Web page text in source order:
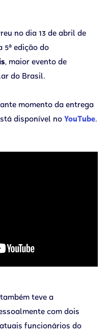
no dia 13 de abril de
5ª edição do
, maior evento de
do Brasil.
momento da entrega
disponível no YouTube.
teve a
com dois
funcionários do